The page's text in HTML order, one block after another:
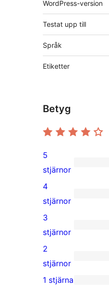
WordPress-version
Testat upp till
Språk
Etiketter
Betyg
3
5-
stjärniga
recensioner
5
stjärnor
1
4-
stjärnig
recension
4
stjärnor
0
3-
stjärniga
recensioner
3
stjärnor
1
2-
2
stjärnor
1 stjärna